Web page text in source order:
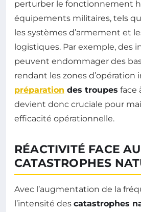
perturber le fonctionnement
équipements militaires, tels
les systèmes d’armement et
logistiques. Par exemple, des
peuvent endommager des
rendant les zones d’opération
préparation des troupes face
devient donc cruciale pour
efficacité opérationnelle.
RÉACTIVITÉ FACE
CATASTROPHES
Avec l’augmentation de la
l’intensité des catastrophes